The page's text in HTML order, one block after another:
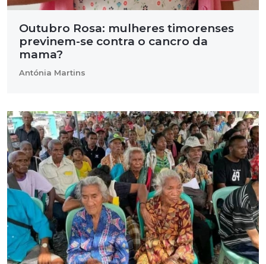
Outubro Rosa: mulheres timorenses
previnem-se contra o cancro da
mama?
Antónia Martins